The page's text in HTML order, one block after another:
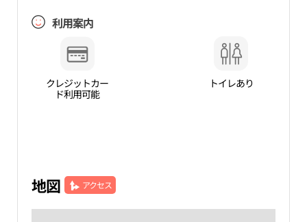
利用案内
クレジットカー
ド利用可能
トイレあり
地図 アクセス